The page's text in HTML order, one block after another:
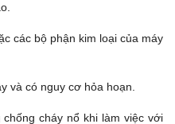
các bộ phận kim loại của máy
và có nguy cơ hỏa hoạn.
cháy nổ khi làm việc với